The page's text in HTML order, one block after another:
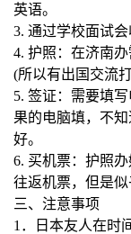
英语。
3. 通过学校面试会
4. 护照：在济南
(所以有出国交流
5. 签证：需要填
果的电脑填，不
好。
6. 买机票：护照
往返机票，但是似
三、注意事项
1 ．日本友人在时